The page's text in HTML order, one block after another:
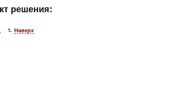
решения:
Наверх